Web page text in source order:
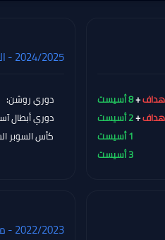
+8 أسيست
+2 أسيست
1 أسيست
3 أسيست
2024/2025 - الأهلي السعودي
دوري روشن:
دوري أبطال
كأس السوبر
2022/2023 - مانشستر سيتي